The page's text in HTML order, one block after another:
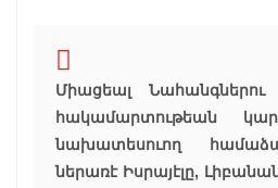
Միացեալ
հակամարտութեան
նախատեսուող
ներառէ Իսրայէլը,